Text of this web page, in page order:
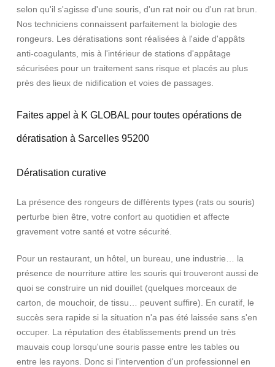
selon qu'il s'agisse d'une souris, d'un rat noir ou d'un rat brun.
Nos techniciens connaissent parfaitement la biologie des
rongeurs. Les dératisations sont réalisées à l'aide d'appâts
anti-coagulants, mis à l'intérieur de stations d'appâtage
sécurisées pour un traitement sans risque et placés au plus
près des lieux de nidification et voies de passages.
Faites appel à K GLOBAL pour toutes opérations de
dératisation à Sarcelles 95200
Dératisation curative
La présence des rongeurs de différents types (rats ou souris)
perturbe bien être, votre confort au quotidien et affecte
gravement votre santé et votre sécurité.
Pour un restaurant, un hôtel, un bureau, une industrie… la
présence de nourriture attire les souris qui trouveront aussi de
quoi se construire un nid douillet (quelques morceaux de
carton, de mouchoir, de tissu… peuvent suffire). En curatif, le
succès sera rapide si la situation n'a pas été laissée sans s'en
occuper. La réputation des établissements prend un très
mauvais coup lorsqu'une souris passe entre les tables ou
entre les rayons. Donc si l'intervention d'un professionnel en